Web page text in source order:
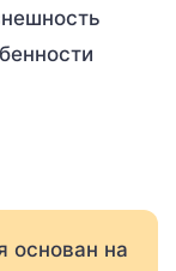
основан на